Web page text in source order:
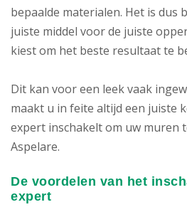
bepaalde materialen. Het is dus
juiste middel voor de juiste
kiest om het beste resultaat te
Dit kan voor een leek vaak
maakt u in feite altijd een juiste
expert inschakelt om uw muren
Aspelare.
De voordelen van het
expert